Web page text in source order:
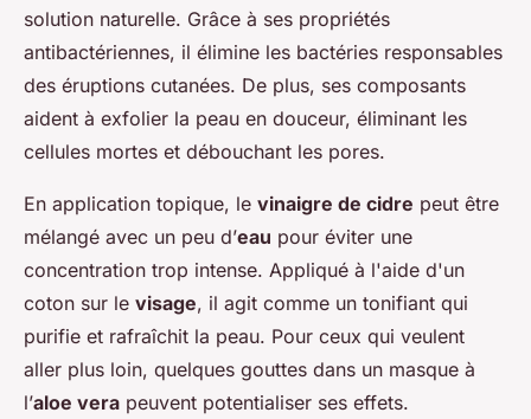
solution naturelle. Grâce à ses propriétés
antibactériennes, il élimine les bactéries responsables
des éruptions cutanées. De plus, ses composants
aident à exfolier la peau en douceur, éliminant les
cellules mortes et débouchant les pores.
En application topique, le vinaigre de cidre peut être
mélangé avec un peu d’eau pour éviter une
concentration trop intense. Appliqué à l'aide d'un
coton sur le visage, il agit comme un tonifiant qui
purifie et rafraîchit la peau. Pour ceux qui veulent
aller plus loin, quelques gouttes dans un masque à
l’aloe vera peuvent potentialiser ses effets.